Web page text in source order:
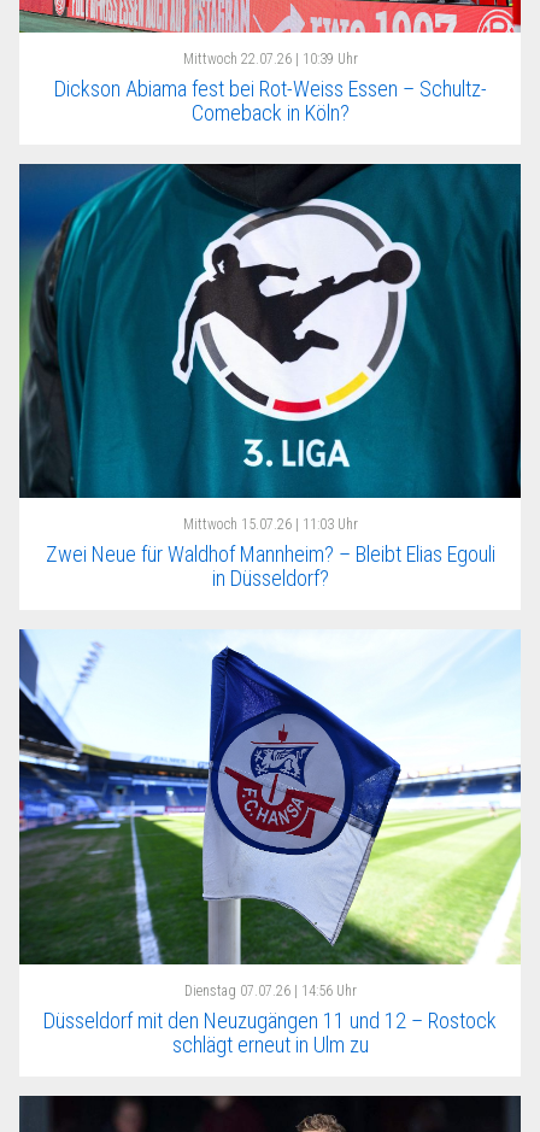
Mittwoch 22.07.26 | 10:39 Uhr
Dickson Abiama fest bei Rot-Weiss Essen – Schultz-
Comeback in Köln?
Mittwoch 15.07.26 | 11:03 Uhr
Zwei Neue für Waldhof Mannheim? – Bleibt Elias Egouli
in Düsseldorf?
Dienstag 07.07.26 | 14:56 Uhr
Düsseldorf mit den Neuzugängen 11 und 12 – Rostock
schlägt erneut in Ulm zu